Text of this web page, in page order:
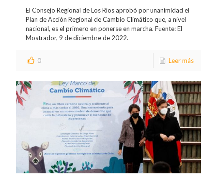
El Consejo Regional de Los Ríos aprobó por unanimidad el
Plan de Acción Regional de Cambio Climático que, a nivel
nacional, es el primero en ponerse en marcha. Fuente: El
Mostrador, 9 de diciembre de 2022.
0 Leer más